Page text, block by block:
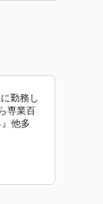
勤務し
専業百
他多